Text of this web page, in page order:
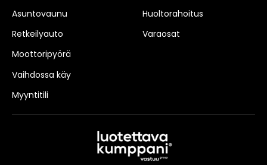
Asuntovaunu
Retkeilyauto
Moottoripyörä
Vaihdossa käy
Myyntitili
Huoltorahoitus
Varaosat